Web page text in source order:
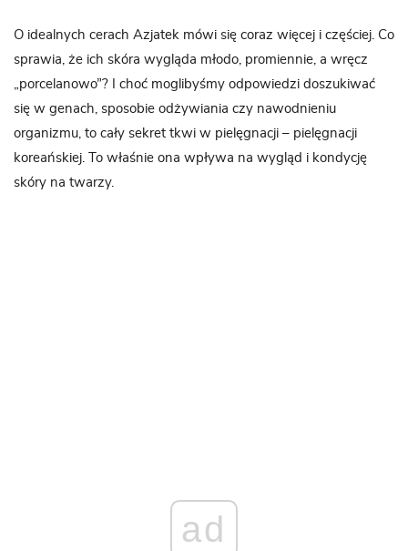
O idealnych cerach Azjatek mówi się coraz więcej i częściej. Co
sprawia, że ich skóra wygląda młodo, promiennie, a wręcz
„porcelanowo”? I choć moglibyśmy odpowiedzi doszukiwać
się w genach, sposobie odżywiania czy nawodnieniu
organizmu, to cały sekret tkwi w pielęgnacji – pielęgnacji
koreańskiej. To właśnie ona wpływa na wygląd i kondycję
skóry na twarzy.
ad